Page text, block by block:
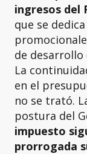
ingresos del
que se
de
La
en el
no se trató.
postura del
impuesto
prorrogada